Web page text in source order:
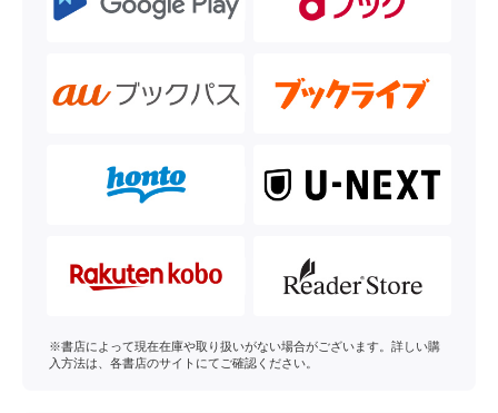
※書店によって現在在庫や取り扱いがない場合がございます。詳しい購
入方法は、各書店のサイトにてご確認ください。